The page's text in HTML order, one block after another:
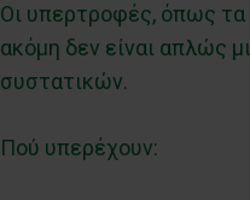
Οι υπερτροφές, όπως τα
ακόμη δεν είναι απλώς
συστατικών.
Πού υπερέχουν: